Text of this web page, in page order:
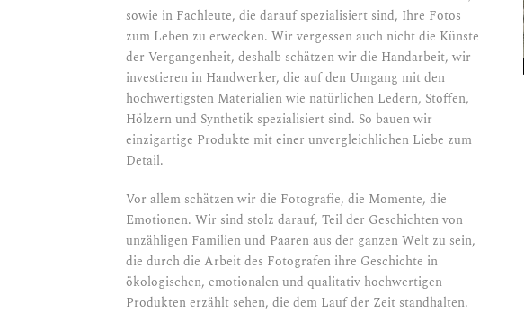
sowie in Fachleute, die darauf spezialisiert sind, Ihre Fotos
zum Leben zu erwecken. Wir vergessen auch nicht die Künste
der Vergangenheit, deshalb schätzen wir die Handarbeit, wir
investieren in Handwerker, die auf den Umgang mit den
hochwertigsten Materialien wie natürlichen Ledern, Stoffen,
Hölzern und Synthetik spezialisiert sind. So bauen wir
einzigartige Produkte mit einer unvergleichlichen Liebe zum
Detail.
Vor allem schätzen wir die Fotografie, die Momente, die
Emotionen. Wir sind stolz darauf, Teil der Geschichten von
unzähligen Familien und Paaren aus der ganzen Welt zu sein,
die durch die Arbeit des Fotografen ihre Geschichte in
ökologischen, emotionalen und qualitativ hochwertigen
Produkten erzählt sehen, die dem Lauf der Zeit standhalten.